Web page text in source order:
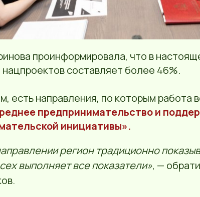
проинформировала, что в
составляет более 46%.
есть направления, по которым работа
предпринимательство и
инициативы».
регион традиционно
выполняет все показатели», —